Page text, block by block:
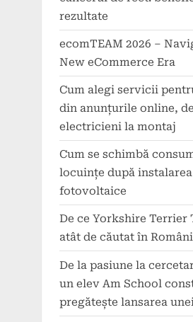
rezultate
ecomTEAM 2026 –
New eCommerce Era
Cum alegi servicii
din anunțurile online,
electricieni la montaj
Cum se schimbă
locuințe după
fotovoltaice
De ce Yorkshire Terrier
atât de căutat în
De la pasiune la
un elev Am School
pregătește lansarea